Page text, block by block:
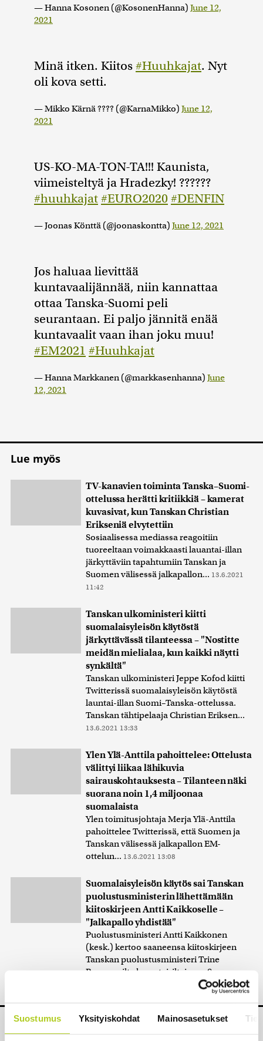
Suostumus Yksityiskohdat Mainosasetukset
— Hanna Kosonen (@KosonenHanna) June 12,
2021
Minä itken. Kiitos#Huuhkajat. Nyt
oli kova setti.
— Mikko Kärnä ???? (@KarnaMikko) June 12,
2021
US-KO-MA-TON-TA!!! Kaunista,
viimeisteltyä ja Hradezky! ??????
#huuhkajat#EURO2020#DENFIN
— Joonas Könttä (@joonaskontta) June 12, 2021
Jos haluaa lievittää
kuntavaalijännää, niin kannattaa
ottaa Tanska-Suomi peli
seurantaan. Ei paljo jännitä enää
kuntavaalit vaan ihan joku muu!
#EM2021 #Huuhkajat
— Hanna Markkanen (@markkasenhanna) June
12, 2021
Lue myös
TV-kanavien toiminta Tanska–Suomi-
ottelussa herätti kritiikkiä – kamerat
kuvasivat, kun Tanskan Christian
Erikseniä elvytettiin
Sosiaalisessa mediassa reagoitiin
tuoreeltaan voimakkaasti lauantai-illan
järkyttäviin tapahtumiin Tanskan ja
Suomen välisessä jalkapallon... 13.6.2021
11:42
Tanskan ulkoministeri kiitti
suomalaisyleisön käytöstä
järkyttävässä tilanteessa – "Nostitte
meidän mielialaa, kun kaikki näytti
synkältä"
Tanskan ulkoministeri Jeppe Kofod kiitti
Twitterissä suomalaisyleisön käytöstä
launtai-illan Suomi–Tanska-ottelussa.
Tanskan tähtipelaaja Christian Eriksen...
13.6.2021 13:33
Ylen Ylä-Anttila pahoittelee: Ottelusta
välittyi liikaa lähikuvia
sairauskohtauksesta – Tilanteen näki
suorana noin 1,4 miljoonaa
suomalaista
Ylen toimitusjohtaja Merja Ylä-Anttila
pahoittelee Twitterissä, että Suomen ja
Tanskan välisessä jalkapallon EM-
ottelun... 13.6.2021 13:08
Suomalaisyleisön käytös sai Tanskan
puolustusministerin lähettämään
kiitoskirjeen Antti Kaikkoselle –
"Jalkapallo yhdistää"
Puolustusministeri Antti Kaikkonen
(kesk.) kertoo saaneensa kiitoskirjeen
Tanskan puolustusministeri Trine
Bramsenilta lauantai-iltaiseen Suomen...